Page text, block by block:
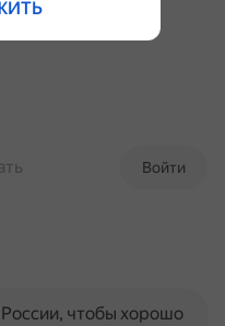
Войти
чтобы хорошо